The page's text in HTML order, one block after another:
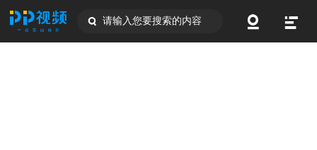
请输入您要搜索的内容